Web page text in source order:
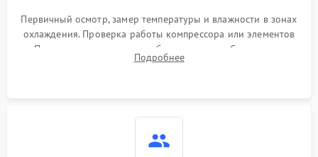
Первичный осмотр, замер температуры и влажности в зонах
охлаждения. Проверка работы компрессора или элементов
Пельтье, оценка уровня вибрации и шума. Считывание
ошибок с модуля управления.
Подробнее